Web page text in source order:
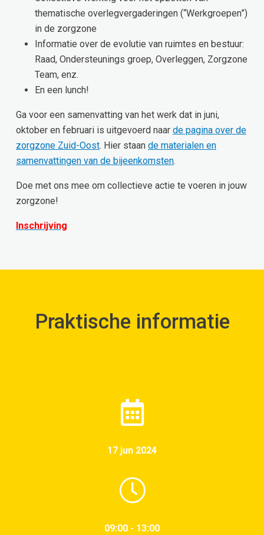
thematische overlegvergaderingen (“Werkgroepen”)
in de zorgzone
Informatie over de evolutie van ruimtes en bestuur:
Raad, Ondersteunings groep, Overleggen, Zorgzone
Team, enz.
En een lunch!
Ga voor een samenvatting van het werk dat in juni,
oktober en februari is uitgevoerd naar de pagina over de
zorgzone Zuid-Oost. Hier staan de materialen en
samenvattingen van de bijeenkomsten.
Doe met ons mee om collectieve actie te voeren in jouw
zorgzone!
Inschrijving
Praktische informatie
17 jun 2024
09:00 - 13:00